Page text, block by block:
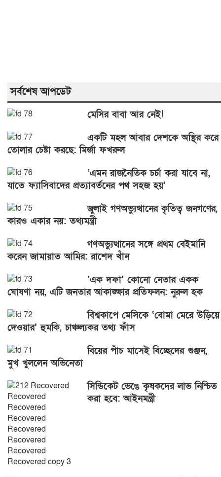
সর্বশেষ আপডেট
মেসির বাবা আর নেই!
একটি মহল আবার দেশকে অস্থির করে
তোলার চেষ্টা করছে: মির্জা ফখরুল
‘এমন রাজনৈতিক চর্চা করা যাবে না,
যাতে ফ্যাসিবাদের প্রত্যাবর্তনের পথ সহজ হয়’
জুলাই গণঅভ্যুত্থানের কৃতিত্ব জনগণের,
কারও একার নয়: তথ্যমন্ত্রী
গণঅভ্যুত্থানের সঙ্গে প্রথম বেইমানি
করেন জামায়াত আমির: রাশেদ খাঁন
‘এক দফা’ কোনো নেতার একক
ঘোষণা নয়, এটি জনতার আকাঙ্ক্ষার প্রতিফলন: নুরুল হক
বিশ্বকাপে মেসিকে ‘বোমা মেরে উড়িয়ে
দেওয়ার’ হুমকি, চাঞ্চল্যকর তথ্য ফাঁস
বিয়ের পাঁচ মাসেই বিচ্ছেদের গুঞ্জন,
মুখ খুললেন অভিনেতা
সিন্ডিকেট ভেঙে কৃষকদের লাভ নিশ্চিত
করা হবে: আইনমন্ত্রী